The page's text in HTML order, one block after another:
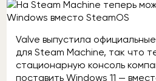
Valve выпустила
для Steam Machine, так что
стационарную консоль
поставить Windows 11 —